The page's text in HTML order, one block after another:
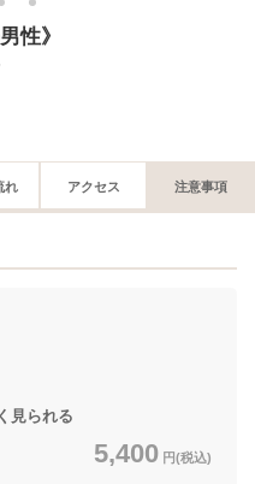
3 4
性》
れ アクセス 注意事項
られる
5,400 円(税込)